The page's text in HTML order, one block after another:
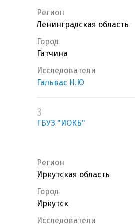
Регион
Ленинградская область
Город
Гатчина
Исследователи
Гальвас Н.Ю
3
ГБУЗ "ИОКБ"
Регион
Иркутская область
Город
Иркутск
Исследователи